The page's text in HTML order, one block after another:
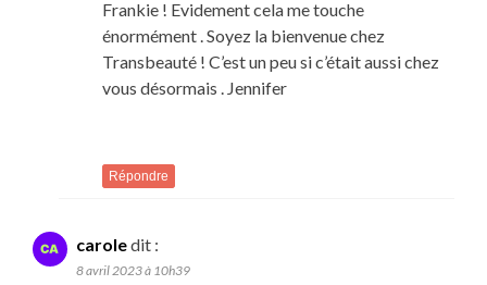
Frankie ! Evidement cela me touche
énormément . Soyez la bienvenue chez
Transbeauté ! C’est un peu si c’était aussi chez
vous désormais . Jennifer
Répondre
caroledit :
8 avril 2023 à 10h39